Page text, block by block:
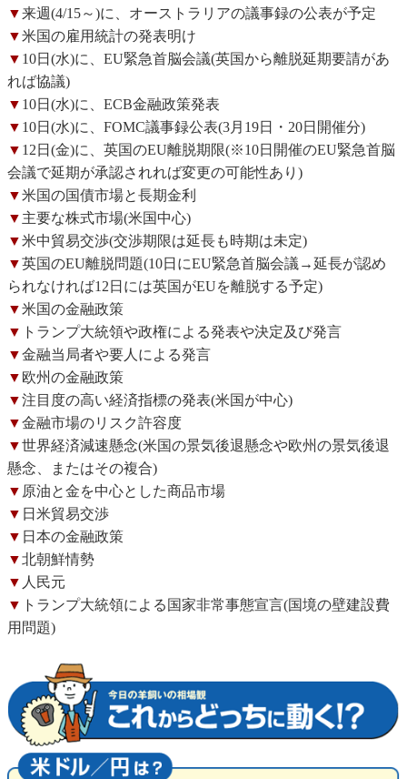
▼来週(4/15～)に、オーストラリアの議事録の公表が予定
▼米国の雇用統計の発表明け
▼ 10日(水)に、EU緊急首脳会議(英国から離脱延期要請があ
れば協議)
▼ 10日(水)に、ECB金融政策発表
▼ 10日(水)に、FOMC議事録公表(3月19日・20日開催分)
▼ 12日(金)に、英国のEU離脱期限(※10日開催のEU緊急首脳
会議で延期が承認されれば変更の可能性あり)
▼米国の国債市場と長期金利
▼ 主要な株式市場(米国中心)
▼米中貿易交渉(交渉期限は延長も時期は未定)
▼英国のEU離脱問題(10日にEU緊急首脳会議→延長が認め
られなければ12日には英国がEUを離脱する予定)
▼米国の金融政策
▼ トランプ大統領や政権による発表や決定及び発言
▼金融当局者や要人による発言
▼ 欧州の金融政策
▼注目度の高い経済指標の発表(米国が中心)
▼金融市場のリスク許容度
▼世界経済減速懸念(米国の景気後退懸念や欧州の景気後退
懸念、またはその複合)
▼ 原油と金を中心とした商品市場
▼ 日米貿易交渉
▼ 日本の金融政策
▼北朝鮮情勢
▼ 人民元
▼ トランプ大統領による国家非常事態宣言(国境の壁建設費
用問題)